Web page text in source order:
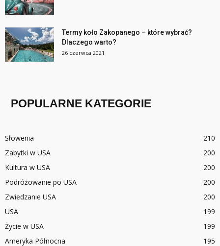
Termy koło Zakopanego – które wybrać?
Dlaczego warto?
26 czerwca 2021
POPULARNE KATEGORIE
Słowenia
210
Zabytki w USA
200
Kultura w USA
200
Podróżowanie po USA
200
Zwiedzanie USA
200
USA
199
Życie w USA
199
Ameryka Północna
195